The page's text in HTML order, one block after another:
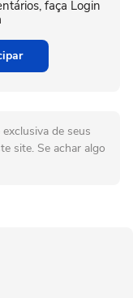
faça Login
de seus
site. Se achar algo